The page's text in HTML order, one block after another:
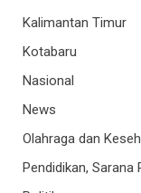
Kalimantan Timur
Kotabaru
Nasional
News
Olahraga dan
Pendidikan,